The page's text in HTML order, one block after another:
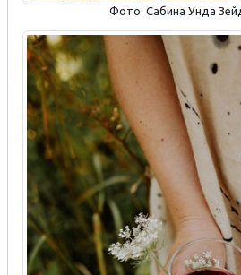
Фото: Сабина Унда